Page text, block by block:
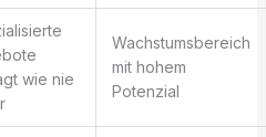
wie nie
Wachstumsbereich
mit hohem
Potenzial